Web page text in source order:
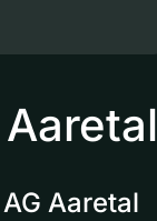
Aaretal